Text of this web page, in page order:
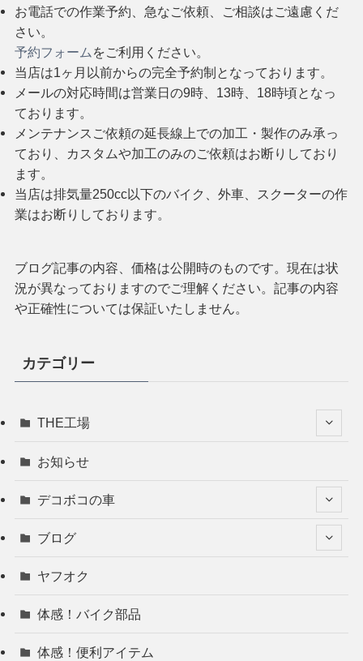
お電話での作業予約、急なご依頼、ご相談はご遠慮くだ
さい。
予約フォーム をご利用ください。
当店は1ヶ月以前からの完全予約制となっております。
メールの対応時間は営業日の9時、13時、18時頃となっ
ております。
メンテナンスご依頼の延長線上での加工・製作のみ承っ
ており、カスタムや加工のみのご依頼はお断りしており
ます。
当店は排気量250cc以下のバイク、外車、スクーターの作
業はお断りしております。
ブログ記事の内容、価格は公開時のものです。現在は状
況が異なっておりますのでご理解ください。記事の内容
や正確性については保証いたしません。
カテゴリー
THE工場
お知らせ
デコボコの車
ブログ
ヤフオク
体感！バイク部品
体感！便利アイテム